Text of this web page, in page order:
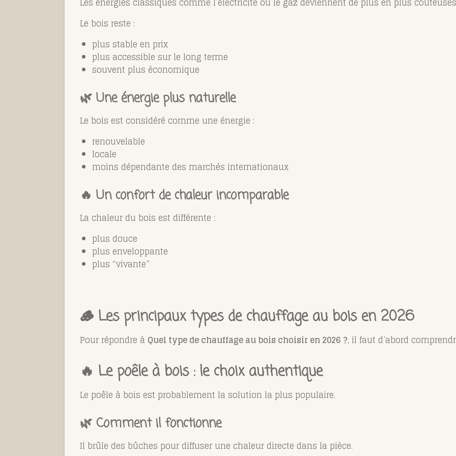
Le bois reste :
plus stable en prix
plus accessible sur le long terme
souvent plus économique
🌿 Une énergie plus naturelle
Le bois est considéré comme une énergie :
renouvelable
locale
moins dépendante des marchés internationaux
🔥 Un confort de chaleur incomparable
La chaleur du bois est différente :
plus douce
plus enveloppante
plus “vivante”
🪵 Les principaux types de chauffage au bois en 2026
Pour répondre à Quel type de chauffage au bois choisir en 2026 ?, il faut d’abord
🔥 Le poêle à bois : le choix authentique
Le poêle à bois est probablement la solution la plus populaire.
🌿 Comment il fonctionne
Il brûle des bûches pour diffuser une chaleur directe dans la pièce.